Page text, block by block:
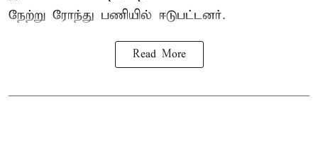
நேற்று ரோந்து பணியில் ஈடுபட்டனர்.
Read More